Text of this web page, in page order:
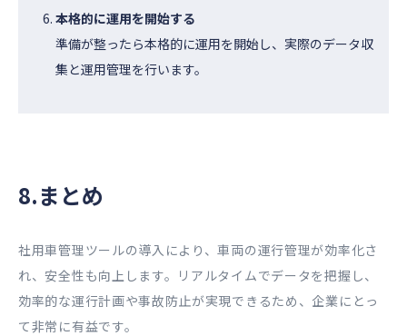
本格的に運用を開始する
準備が整ったら本格的に運用を開始し、実際のデータ収
集と運用管理を行います。
8.まとめ
社用車管理ツールの導入により、車両の運行管理が効率化さ
れ、安全性も向上します。リアルタイムでデータを把握し、
効率的な運行計画や事故防止が実現できるため、企業にとっ
て非常に有益です。